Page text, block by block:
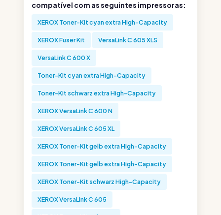
compatível com as seguintes impressoras:
XEROX Toner-Kit cyan extra High-Capacity
XEROX Fuser Kit VersaLink C 605 XLS
VersaLink C 600 X
Toner-Kit cyan extra High-Capacity
Toner-Kit schwarz extra High-Capacity
XEROX VersaLink C 600 N
XEROX VersaLink C 605 XL
XEROX Toner-Kit gelb extra High-Capacity
XEROX Toner-Kit gelb extra High-Capacity
XEROX Toner-Kit schwarz High-Capacity
XEROX VersaLink C 605